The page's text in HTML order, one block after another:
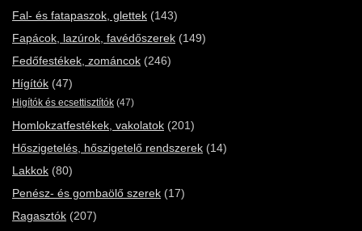
Fal- és fatapaszok, glettek (143)
Fapácok, lazúrok, favédőszerek (149)
Fedőfestékek, zománcok (246)
Hígítók (47)
Higítók és ecsettisztítók (47)
Homlokzatfestékek, vakolatok (201)
Hőszigetelés, hőszigetelő rendszerek (14)
Lakkok (80)
Penész- és gombaölő szerek (17)
Ragasztók (207)